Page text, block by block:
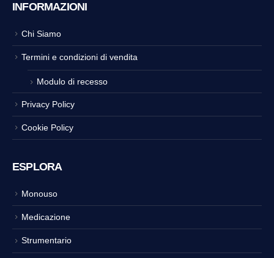
INFORMAZIONI
Chi Siamo
Termini e condizioni di vendita
Modulo di recesso
Privacy Policy
Cookie Policy
ESPLORA
Monouso
Medicazione
Strumentario